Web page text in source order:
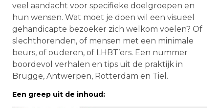
veel aandacht voor specifieke doelgroepen en
hun wensen. Wat moet je doen wil een visueel
gehandicapte bezoeker zich welkom voelen? Of
slechthorenden, of mensen met een minimale
beurs, of ouderen, of LHBT’ers. Een nummer
boordevol verhalen en tips uit de praktijk in
Brugge, Antwerpen, Rotterdam en Tiel.
Een greep uit de inhoud: